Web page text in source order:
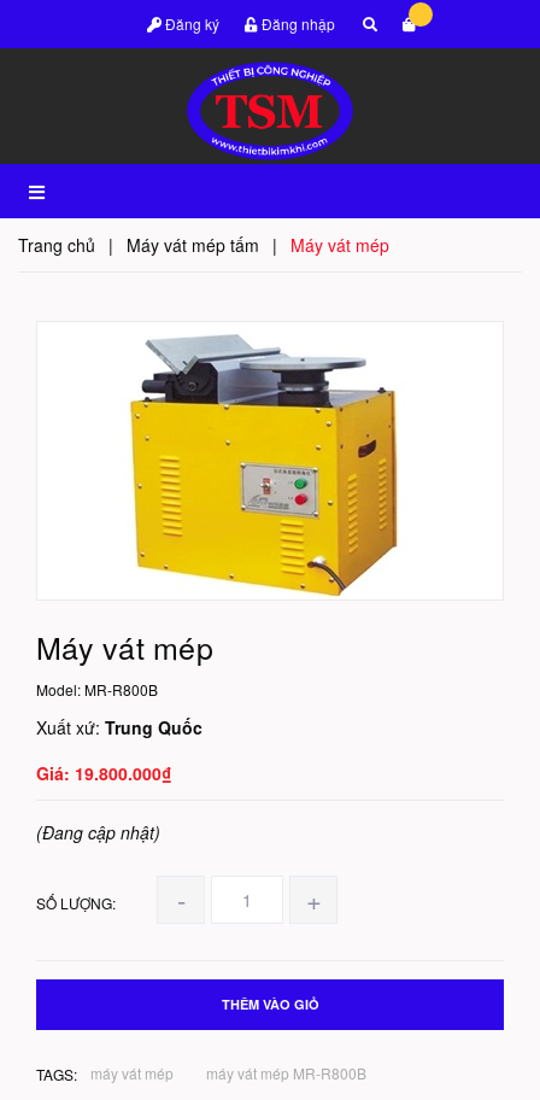
Đăng ký Đăng nhập
Trang chủ | Máy vát mép tấm | Máy vát mép
Máy vát mép
Model:MR-R800B
Xuất xứ: Trung Quốc
19.800.000₫
(Đang cập nhật)
SỐ LƯỢNG: - +
THÊM VÀO GIỎ
TAGS: máy vát mép máy vát mép MR-R800B